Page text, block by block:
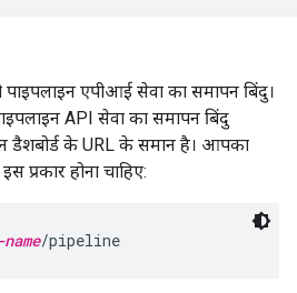
एपीआई सेवा का समापन बिंदु।
API सेवा का समापन बिंदु
डैशबोर्ड के URL के समान है। आपका
प्रकार होना चाहिए:
/pipeline